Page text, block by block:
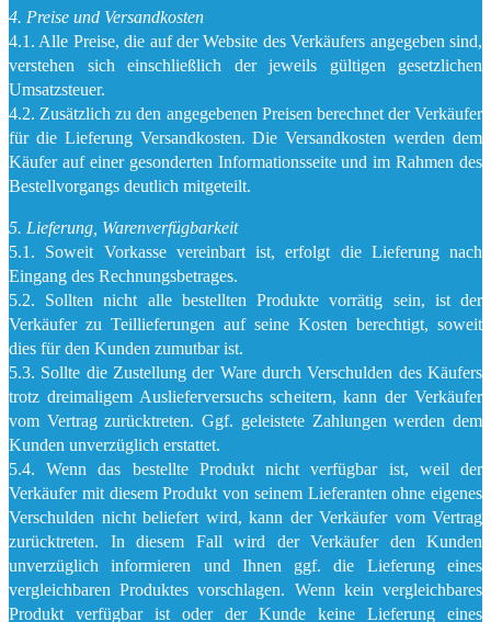
4. Preise und Versandkosten
4.1. Alle Preise, die auf der Website des Verkäufers angegeben sind,
verstehen sich einschließlich der jeweils gültigen gesetzlichen
Umsatzsteuer.
4.2. Zusätzlich zu den angegebenen Preisen berechnet der Verkäufer
für die Lieferung Versandkosten. Die Versandkosten werden dem
Käufer auf einer gesonderten Informationsseite und im Rahmen des
Bestellvorgangs deutlich mitgeteilt.
5. Lieferung, Warenverfügbarkeit
5.1. Soweit Vorkasse vereinbart ist, erfolgt die Lieferung nach
Eingang des Rechnungsbetrages.
5.2. Sollten nicht alle bestellten Produkte vorrätig sein, ist der
Verkäufer zu Teillieferungen auf seine Kosten berechtigt, soweit
dies für den Kunden zumutbar ist.
5.3. Sollte die Zustellung der Ware durch Verschulden des Käufers
trotz dreimaligem Auslieferversuchs scheitern, kann der Verkäufer
vom Vertrag zurücktreten. Ggf. geleistete Zahlungen werden dem
Kunden unverzüglich erstattet.
5.4. Wenn das bestellte Produkt nicht verfügbar ist, weil der
Verkäufer mit diesem Produkt von seinem Lieferanten ohne eigenes
Verschulden nicht beliefert wird, kann der Verkäufer vom Vertrag
zurücktreten. In diesem Fall wird der Verkäufer den Kunden
unverzüglich informieren und Ihnen ggf. die Lieferung eines
vergleichbaren Produktes vorschlagen. Wenn kein vergleichbares
Produkt verfügbar ist oder der Kunde keine Lieferung eines